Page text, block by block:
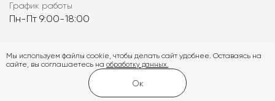
График работы
Пн-Пт 9:00-18:00
Подписаться
Создание и продвижение сайта
Мы используем файлы cookie, чтобы делать сайт удобнее. Оставаясь на
сайте, вы соглашаетесь на обработку данных.
Ок